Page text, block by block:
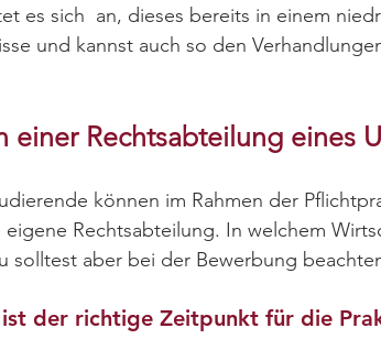
es sich an, dieses bereits in einem
und kannst auch so den
einer Rechtsabteilung eines
können im Rahmen der
Rechtsabteilung. In welchem
solltest aber bei der Bewerbung
ist der richtige Zeitpunkt für die